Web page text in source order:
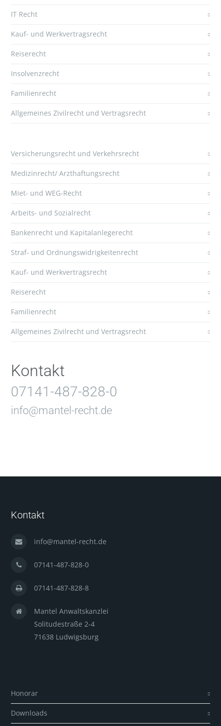
IT Recht
Kauf- und Werkvertragsrecht
Reiserecht
Insolvenzrecht
Familienrecht
Allgemeines Zivilrecht und Vertragsrecht
Versicherungsrecht und Verkehrsrecht
Medizinrecht/ Arzthaftungsrecht
Miet- und WEG-Recht
Arbeits- und Sozialrecht
Bankenrecht und Kapitalanlegerecht
Straf- und Ordnungswidrigkeitenrecht
Kauf- und Werkvertragsrecht
Reiserecht
Familienrecht
Allgemeines Zivilrecht und Vertragsrecht
Kontakt
07141-487-828-0
info@mantel-recht.de
Kontakt
info@mantel-recht.de
07141-487-828-0
07141-487-828-8
Mantel Anwaltskanzlei
Solitudestraße 2-4
71638 Ludwigsburg
Honorar
Downloads